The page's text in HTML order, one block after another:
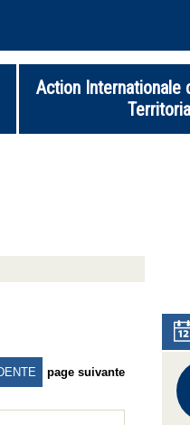
Action Internationale
page suivante